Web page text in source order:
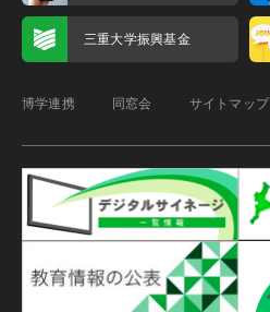
三重大学振興基金
博学連携 同窓会 サイトマップ